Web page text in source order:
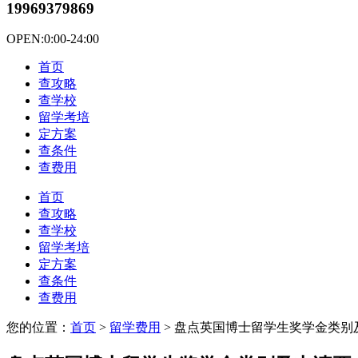
19969379869
OPEN:0:00-24:00
首页
查攻略
查学校
留学考培
定方案
查条件
查费用
首页
查攻略
查学校
留学考培
定方案
查条件
查费用
您的位置： 首页 > 留学费用 > 盘点英国博士留学生奖学金类别